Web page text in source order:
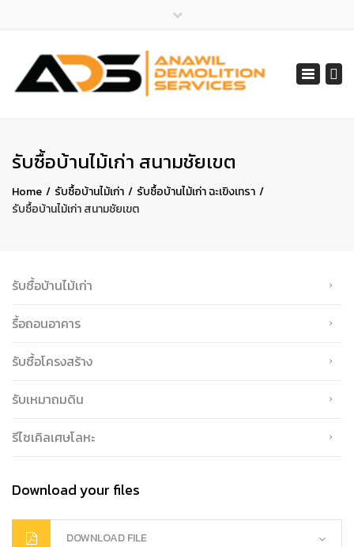
ไลน์ไอดี 065-401-2852
สายด่วน 065-401-2852, 061-548-1805 Toggle
รับซื้อบ้านไม้เก่า สนามชัยเขต
Home รับซื้อบ้านไม้เก่า
รับซื้อบ้านไม้เก่า ฉะเขิงเทรา
รับซื้อบ้านไม้เก่า สนามชัยเขต
รับซื้อบ้านไม้เก่า
รื้อถอนอาคาร
รับซื้อโครงสร้าง
รับเหมาถมดิน
รีไซเคิลเศษโลหะ
Download your files
DOWNLOAD FILE